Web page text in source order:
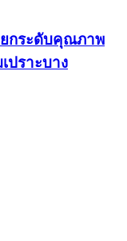
กระดับคุณภาพ
ปราะบาง